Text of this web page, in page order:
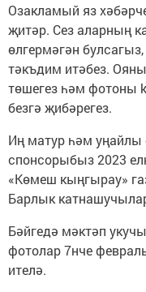
Озакламый яз
җитәр. Сез аларның
өлгермәгән
тәкъдим итәбез.
төшегез һәм фотоны
безгә җибәрегез.
Иң матур һәм
спонсорыбыз 2023
«Көмеш кыңгырау»
Барлык
Бәйгедә мәктәп
фотолар 7нче
ителә.